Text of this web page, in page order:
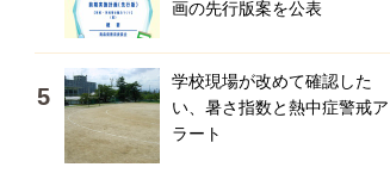
画の先行版案を公表
学校現場が改めて確認した
い、暑さ指数と熱中症警戒ア
ラート